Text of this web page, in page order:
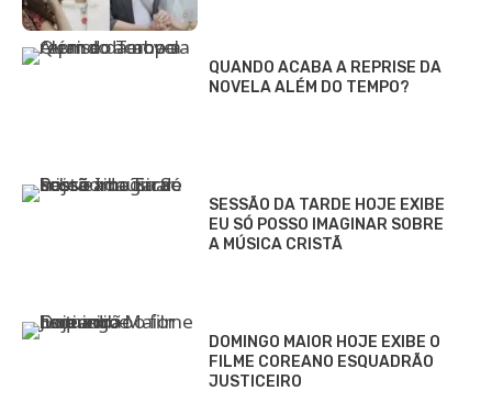
QUANDO ACABA A REPRISE DA
NOVELA ALÉM DO TEMPO?
SESSÃO DA TARDE HOJE EXIBE
EU SÓ POSSO IMAGINAR SOBRE
A MÚSICA CRISTÃ
DOMINGO MAIOR HOJE EXIBE O
FILME COREANO ESQUADRÃO
JUSTICEIRO